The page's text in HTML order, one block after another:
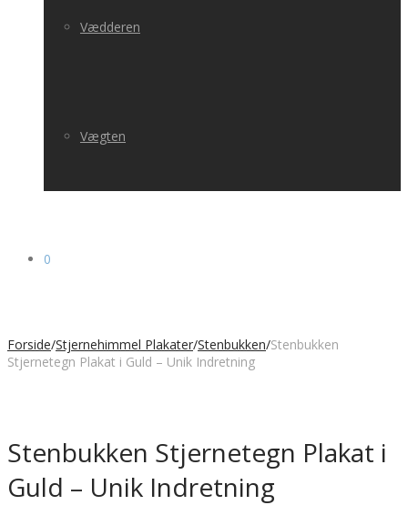
Vædderen
Vægten
0
Forside/Stjernehimmel Plakater/Stenbukken/Stenbukken
Stjernetegn Plakat i Guld – Unik Indretning
Stenbukken Stjernetegn Plakat i
Guld – Unik Indretning